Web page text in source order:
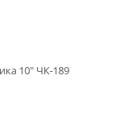
10" ЧК-189